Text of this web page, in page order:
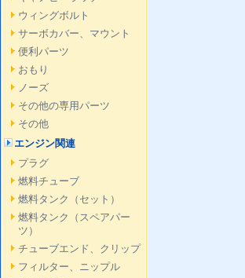
ウィングボルト
サーボカバー、マウント
便利パーツ
おもり
ノーズ
その他の専用パーツ
その他
エンジン関連
プラグ
燃料チューブ
燃料タンク（セット）
燃料タンク（スペアパー
ツ）
チューブエンド、クリップ
フィルター、ニップル